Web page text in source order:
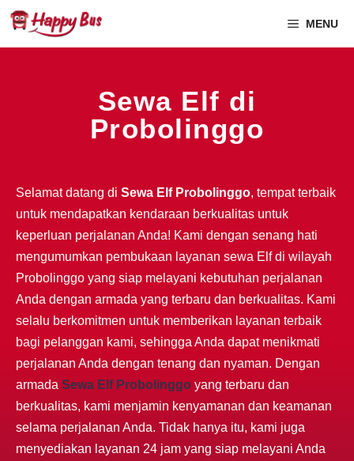
MENU
Sewa Elf di
Probolinggo
Selamat datang di Sewa Elf Probolinggo, tempat terbaik
untuk mendapatkan kendaraan berkualitas untuk
keperluan perjalanan Anda! Kami dengan senang hati
mengumumkan pembukaan layanan sewa Elf di wilayah
Probolinggo yang siap melayani kebutuhan perjalanan
Anda dengan armada yang terbaru dan berkualitas. Kami
selalu berkomitmen untuk memberikan layanan terbaik
bagi pelanggan kami, sehingga Anda dapat menikmati
perjalanan Anda dengan tenang dan nyaman. Dengan
armada Sewa Elf Probolinggo yang terbaru dan
berkualitas, kami menjamin kenyamanan dan keamanan
selama perjalanan Anda. Tidak hanya itu, kami juga
menyediakan layanan 24 jam yang siap melayani Anda